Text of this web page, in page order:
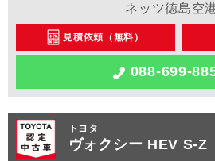
ネッツ徳島空
見積依頼（無料）
088-699-
トヨタ
ヴォクシー HEV S-Z